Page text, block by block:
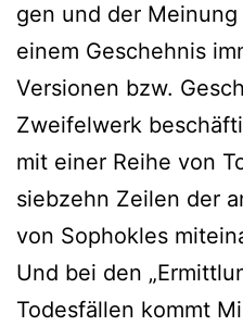
gen und der
einem Geschehnis
Versionen bzw.
Zweifelwerk
mit einer Reihe von
sieb­zehn Zeilen der
von Sophokles
Und bei den
Todesfällen kommt